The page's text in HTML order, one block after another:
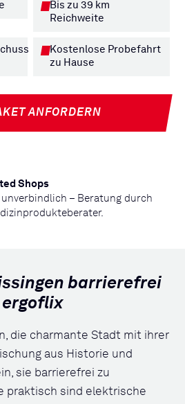
Bis zu 39 km
Reichweite
Kostenlose Probefahrt
zu Hause
ANFORDERN
Shops
– Beratung durch
barrierefrei
die charmante Stadt mit ihrer
aus Historie und
sie barrierefrei zu
praktisch sind elektrische